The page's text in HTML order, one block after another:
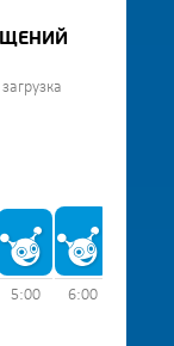
5:00 6:00